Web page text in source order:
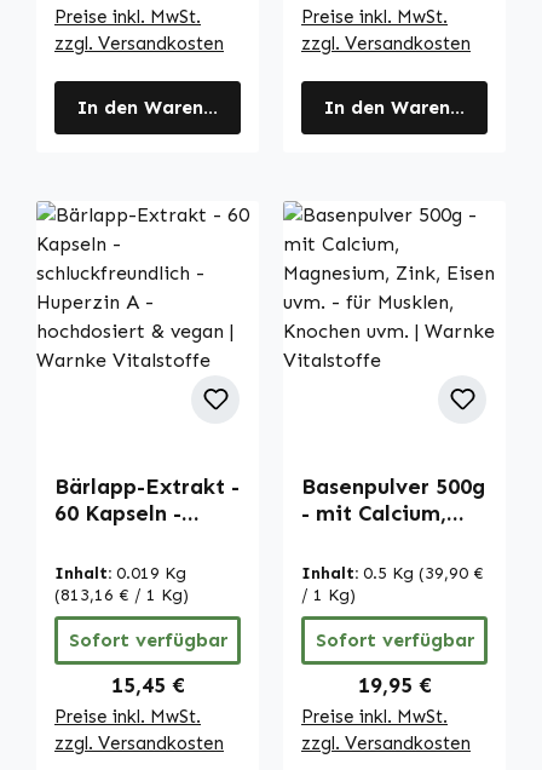
Preise inkl. MwSt.
zzgl. Versandkosten
In den Warenkorb
Preise inkl. MwSt.
zzgl. Versandkosten
In den Warenkorb
Bärlapp-Extrakt -
60 Kapseln -
- Huperzin A -
hochdosiert &
vegan | Warnke
Vitalstoffe
Inhalt: 0.019 Kg
(813,16 € / 1 Kg)
Sofort verfügbar
Regulärer Preis:
15,45 €
Preise inkl. MwSt.
zzgl. Versandkosten
Basenpulver 500g
- mit Calcium,
Eisen uvm. - für
Musklen, Knochen
uvm. | Warnke
Vitalstoffe
Inhalt: 0.5 Kg (39,90 €
/ 1 Kg)
Sofort verfügbar
Regulärer Preis:
19,95 €
Preise inkl. MwSt.
zzgl. Versandkosten